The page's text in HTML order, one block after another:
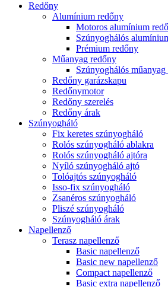
Redőny
Alumínium redőny
Motoros alumínium
Szúnyoghálós
Prémium redőny
Műanyag redőny
Szúnyoghálós
Redőny garázskapu
Redőnymotor
Redőny szerelés
Redőny árak
Szúnyogháló
Fix keretes szúnyogháló
Rolós szúnyogháló ablakra
Rolós szúnyogháló ajtóra
Nyíló szúnyogháló ajtó
Tolóajtós szúnyogháló
Isso-fix szúnyogháló
Zsanéros szúnyogháló
Pliszé szúnyogháló
Szúnyogháló árak
Napellenző
Terasz napellenző
Basic napellenző
Basic new napellenző
Compact napellenző
Basic extra napellenző